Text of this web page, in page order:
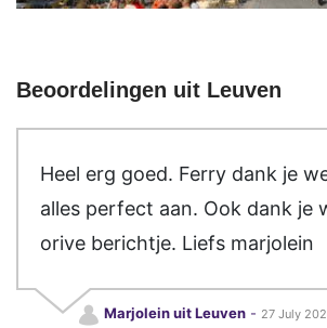
Beoordelingen uit Leuven
Heel erg goed. Ferry dank je
alles perfect aan. Ook dank je
orive berichtje. Liefs marjolein
Marjolein uit Leuven- 27 July